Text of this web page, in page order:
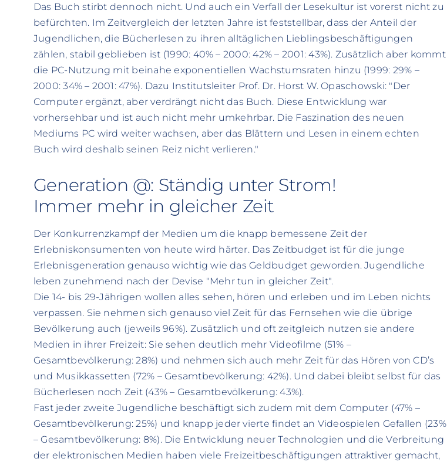
Das Buch stirbt dennoch nicht. Und auch ein Verfall der Lesekultur ist vorerst nicht zu
befürchten. Im Zeitvergleich der letzten Jahre ist feststellbar, dass der Anteil der
Jugendlichen, die Bücherlesen zu ihren alltäglichen Lieblingsbeschäftigungen
zählen, stabil geblieben ist (1990: 40% – 2000: 42% – 2001: 43%). Zusätzlich aber kommt
die PC-Nutzung mit beinahe exponentiellen Wachstumsraten hinzu (1999: 29% –
2000: 34% – 2001: 47%). Dazu Institutsleiter Prof. Dr. Horst W. Opaschowski: "Der
Computer ergänzt, aber verdrängt nicht das Buch. Diese Entwicklung war
vorhersehbar und ist auch nicht mehr umkehrbar. Die Faszination des neuen
Mediums PC wird weiter wachsen, aber das Blättern und Lesen in einem echten
Buch wird deshalb seinen Reiz nicht verlieren."
Generation @: Ständig unter Strom!
Immer mehr in gleicher Zeit
Der Konkurrenzkampf der Medien um die knapp bemessene Zeit der
Erlebniskonsumenten von heute wird härter. Das Zeitbudget ist für die junge
Erlebnisgeneration genauso wichtig wie das Geldbudget geworden. Jugendliche
leben zunehmend nach der Devise "Mehr tun in gleicher Zeit".
Die 14- bis 29-Jährigen wollen alles sehen, hören und erleben und im Leben nichts
verpassen. Sie nehmen sich genauso viel Zeit für das Fernsehen wie die übrige
Bevölkerung auch (jeweils 96%). Zusätzlich und oft zeitgleich nutzen sie andere
Medien in ihrer Freizeit: Sie sehen deutlich mehr Videofilme (51% –
Gesamtbevölkerung: 28%) und nehmen sich auch mehr Zeit für das Hören von CD’s
und Musikkassetten (72% – Gesamtbevölkerung: 42%). Und dabei bleibt selbst für das
Bücherlesen noch Zeit (43% – Gesamtbevölkerung: 43%).
Fast jeder zweite Jugendliche beschäftigt sich zudem mit dem Computer (47% –
Gesamtbevölkerung: 25%) und knapp jeder vierte findet an Videospielen Gefallen (23%
– Gesamtbevölkerung: 8%). Die Entwicklung neuer Technologien und die Verbreitung
der elektronischen Medien haben viele Freizeitbeschäftigungen attraktiver gemacht,